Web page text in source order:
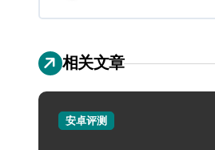
相关文章
安卓评测